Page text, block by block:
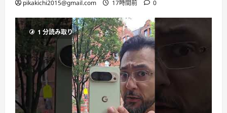
pikakichi2015@gmail.com 17時間前 0
1 分読み取り